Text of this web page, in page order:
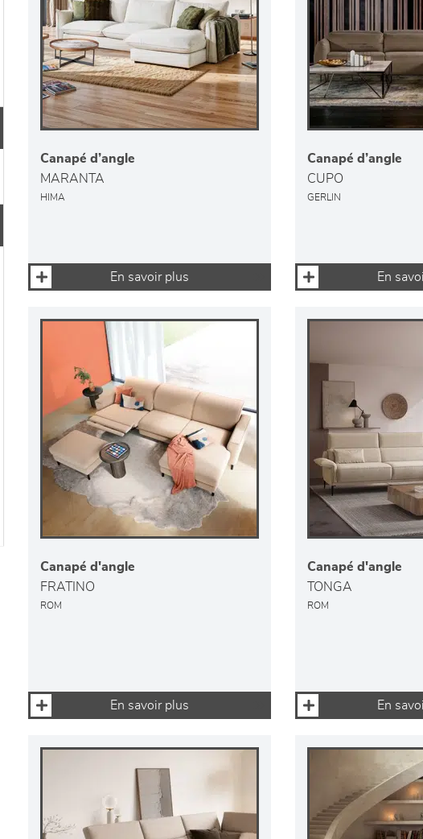
Canapé d’angle
MARANTA
HIMA
En savoir plus
Canapé d’angle
CUPO
GERLIN
En
Canapé d'angle
FRATINO
ROM
En savoir plus
Canapé d'angle
TONGA
ROM
En